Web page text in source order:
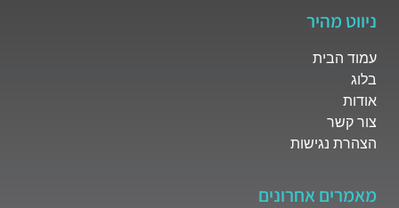
ניווט מהיר
עמוד הבית
בלוג
אודות
צור קשר
הצהרת נגישות
מאמרים אחרונים